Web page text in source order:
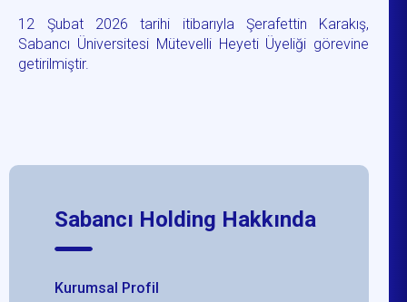
12 Şubat 2026 tarihi itibarıyla Şerafettin Karakış,
Sabancı Üniversitesi Mütevelli Heyeti Üyeliği görevine
getirilmiştir.
Sabancı Holding Hakkında
Kurumsal Profil